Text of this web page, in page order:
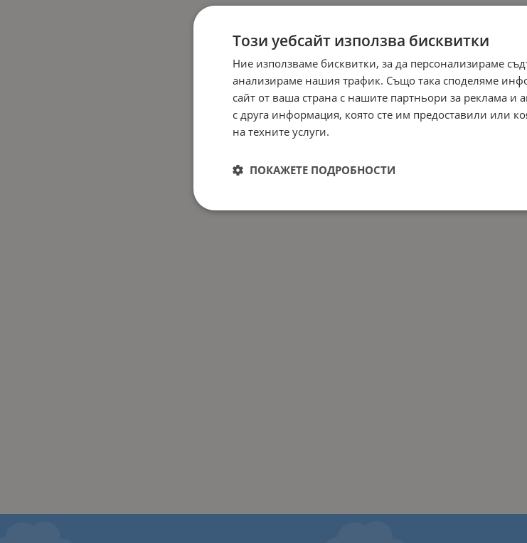
Този уебсайт използва бисквитки
Ние използваме бисквитки, за да персонализираме
анализираме нашия трафик. Също така споделяме
сайт от ваша страна с нашите партньори за реклама
с друга информация, която сте им предоставили или
на техните услуги.
ПОКАЖЕТЕ ПОДРОБНОСТИ